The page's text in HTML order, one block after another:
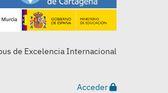
de Excelencia Internacional
Acceder